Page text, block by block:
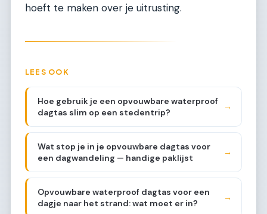
hoeft te maken over je uitrusting.
LEES OOK
Hoe gebruik je een opvouwbare waterproof
dagtas slim op een stedentrip?
→
Wat stop je in je opvouwbare dagtas voor
een dagwandeling — handige paklijst
→
Opvouwbare waterproof dagtas voor een
dagje naar het strand: wat moet er in?
→